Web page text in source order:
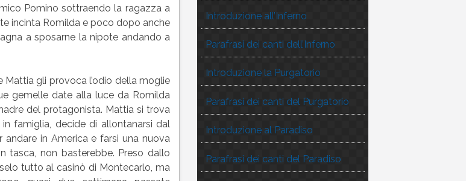
Pomino sottraendo la ragazza a
incinta Romilda e poco dopo anche
a sposarne la nipote andando a
gli provoca l’odio della moglie
gemelle date alla luce da Romilda
del protagonista. Mattia si trova
famiglia, decide di allontanarsi dal
andare in America e farsi una nuova
tasca, non basterebbe. Preso dallo
tutto al casinò di Montecarlo, ma
Introduzione all’Inferno
Parafrasi dei canti dell’Inferno
Introduzione la Purgatorio
Parafrasi dei canti del Purgatorio
Introduzione al Paradiso
Parafrasi dei canti del Paradiso